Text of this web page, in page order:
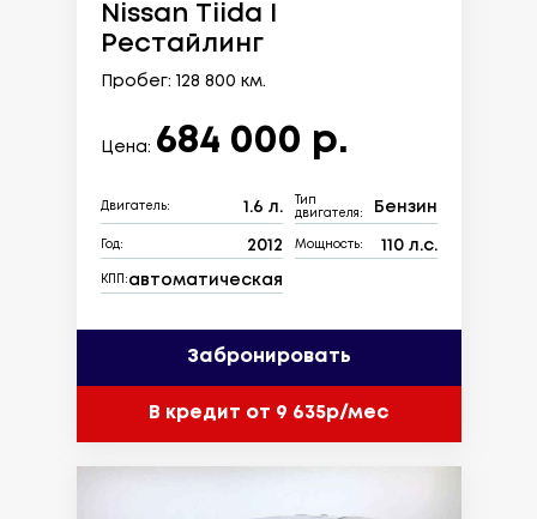
Nissan Tiida I
Рестайлинг
Пробег: 128 800 км.
Цена: 684 000 р.
Двигатель: 1.6 л.
Тип
двигателя:
Бензин
Год: 2012 Мощность: 110 л.с.
КПП: автоматическая
Забронировать
В кредит от 9 635р/мес